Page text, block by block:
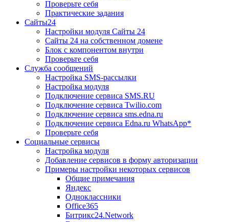
Проверьте себя
Практические задания
Сайты24
Настройки модуля Сайты 24
Сайты 24 на собственном домене
Блок с компонентом внутри
Проверьте себя
Служба сообщений
Настройка SMS-рассылки
Настройка модуля
Подключение сервиса SMS.RU
Подключение сервиса Twilio.com
Подключение сервиса sms.edna.ru
Подключение сервиса Edna.ru WhatsApp*
Проверьте себя
Социальные сервисы
Настройка модуля
Добавление сервисов в форму авторизации
Примеры настройки некоторых сервисов
Общие примечания
Яндекс
Одноклассники
Office365
Битрикс24.Network